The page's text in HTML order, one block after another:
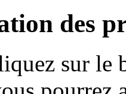
des
sur le